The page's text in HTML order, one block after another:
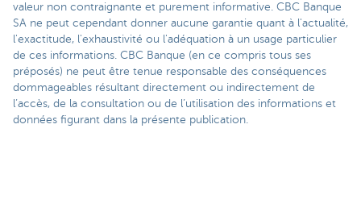
valeur non contraignante et purement informative. CBC Banque
SA ne peut cependant donner aucune garantie quant à l'actualité,
l'exactitude, l'exhaustivité ou l'adéquation à un usage particulier
de ces informations. CBC Banque (en ce compris tous ses
préposés) ne peut être tenue responsable des conséquences
dommageables résultant directement ou indirectement de
l’accès, de la consultation ou de l’utilisation des informations et
données figurant dans la présente publication.